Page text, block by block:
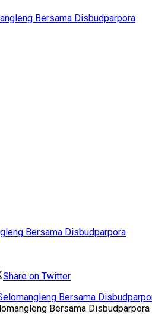
Bersama Disbudparpora
Share on Twitter
Bersama Disbudparpora